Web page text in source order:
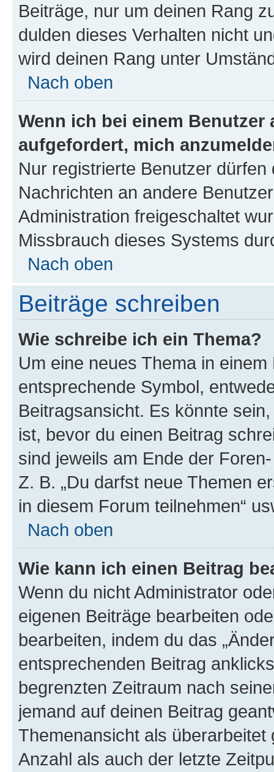
Beiträge, nur um deinen Rang
dulden dieses Verhalten nicht
wird deinen Rang unter
Nach oben
Wenn ich bei einem
aufgefordert, mich
Nur registrierte Benutzer
Nachrichten an andere
Administration freigeschaltet
Missbrauch dieses Systems
Nach oben
Beiträge schreiben
Wie schreibe ich ein Thema?
Um eine neues Thema in
entsprechende Symbol,
Beitragsansicht. Es könnte
ist, bevor du einen Beitrag
sind jeweils am Ende der
Z. B. „Du darfst neue Themen
in diesem Forum teilnehmen“
Nach oben
Wie kann ich einen Beitrag
Wenn du nicht Administrator
eigenen Beiträge bearbeiten
bearbeiten, indem du das
entsprechenden Beitrag
begrenzten Zeitraum nach
jemand auf deinen Beitrag
Themenansicht als
Anzahl als auch der letzte